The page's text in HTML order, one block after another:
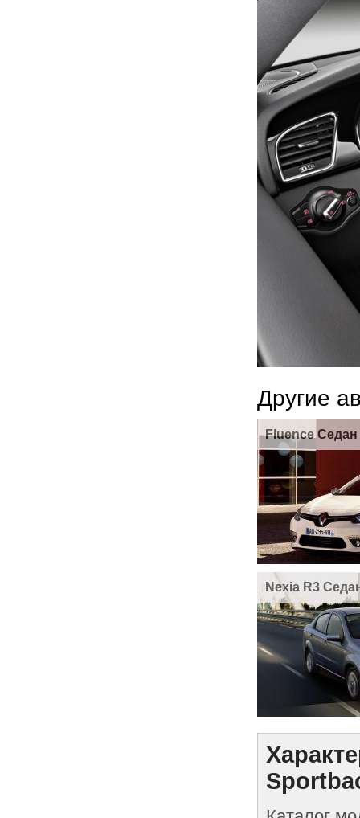
Другие
Fluence Седан
Nexia R3